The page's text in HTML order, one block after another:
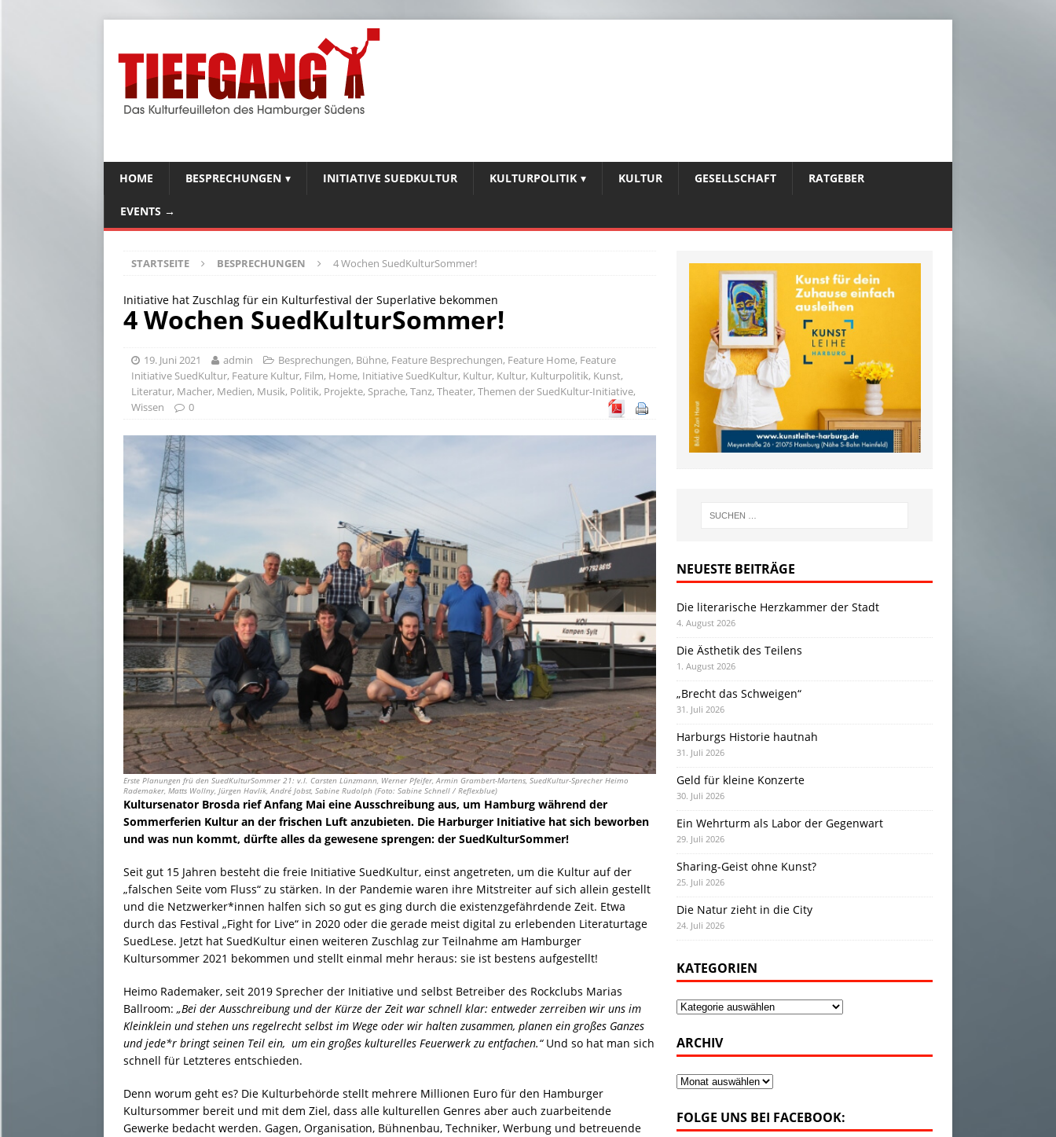
HOME BESPRECHUNGEN INITIATIVE SUEDKULTUR KULTURPOLITIK KULTUR GESELLSCHAFT RATGEBER
EVENTS →
STARTSEITE BESPRECHUNGEN 4 Wochen SuedKulturSommer!
Initiative hat Zuschlag für ein Kulturfestival der Superlative bekommen
4 Wochen SuedKulturSommer!
19. Juni 2021 admin Besprechungen, Bühne, Feature Besprechungen, Feature Home, Feature
Initiative SuedKultur, Feature Kultur, Film, Home, Initiative SuedKultur, Kultur, Kultur, Kulturpolitik, Kunst,
Literatur, Macher, Medien, Musik, Politik, Projekte, Sprache, Tanz, Theater, Themen der SuedKultur-Initiative,
Wissen
0
Erste Planungen frü den SuedKulturSommer 21: v.l. Carsten Lünzmann, Werner Pfeifer, Armin Grambert-Martens, SuedKultur-Sprecher Heimo
Rademaker, Matts Wollny, Jürgen Havlik, André Jobst, Sabine Rudolph (Foto: Sabine Schnell / Reflexblue)
Kultursenator Brosda rief Anfang Mai eine Ausschreibung aus, um Hamburg während der
Sommerferien Kultur an der frischen Luft anzubieten. Die Harburger Initiative hat sich beworben
und was nun kommt, dürfte alles da gewesene sprengen: der SuedKulturSommer!
Seit gut 15 Jahren besteht die freie Initiative SuedKultur, einst angetreten, um die Kultur auf der
„falschen Seite vom Fluss“ zu stärken. In der Pandemie waren ihre Mitstreiter auf sich allein gestellt
und die Netzwerker*innen halfen sich so gut es ging durch die existenzgefährdende Zeit. Etwa
durch das Festival „Fight for Live“ in 2020 oder die gerade meist digital zu erlebenden Literaturtage
SuedLese. Jetzt hat SuedKultur einen weiteren Zuschlag zur Teilnahme am Hamburger
Kultursommer 2021 bekommen und stellt einmal mehr heraus: sie ist bestens aufgestellt!
Heimo Rademaker, seit 2019 Sprecher der Initiative und selbst Betreiber des Rockclubs Marias
Ballroom: „Bei der Ausschreibung und der Kürze der Zeit war schnell klar: entweder zerreiben wir uns im
Kleinklein und stehen uns regelrecht selbst im Wege oder wir halten zusammen, planen ein großes Ganzes
und jede*r bringt seinen Teil ein, um ein großes kulturelles Feuerwerk zu entfachen.“ Und so hat man sich
schnell für Letzteres entschieden.
Denn worum geht es? Die Kulturbehörde stellt mehrere Millionen Euro für den Hamburger
Kultursommer bereit und mit dem Ziel, dass alle kulturellen Genres aber auch zuarbeitende
Gewerke bedacht werden. Gagen, Organisation, Bühnenbau, Techniker, Werbung und betreuende
NEUESTE BEITRÄGE
Die literarische Herzkammer der Stadt
4. August 2026
Die Ästhetik des Teilens
1. August 2026
„Brecht das Schweigen“
31. Juli 2026
Harburgs Historie hautnah
31. Juli 2026
Geld für kleine Konzerte
30. Juli 2026
Ein Wehrturm als Labor der Gegenwart
29. Juli 2026
Sharing-Geist ohne Kunst?
25. Juli 2026
Die Natur zieht in die City
24. Juli 2026
KATEGORIEN
Kategorien
ARCHIV
Archiv
FOLGE UNS BEI FACEBOOK: